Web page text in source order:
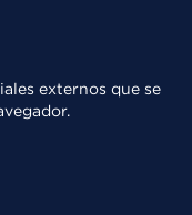
externos que se